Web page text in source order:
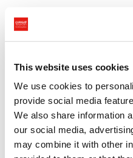
This website uses cookies
We use cookies to
provide social media
We also share information
our social media,
may combine it with other
Servizi
merci in
Cippà Trasporti offre tutta
trasporto internazionale di
Moldaviae viceversa, ma
ed extra UE. Riusciamo a
appropriati al tipo di merce e
assicurare sempre standard